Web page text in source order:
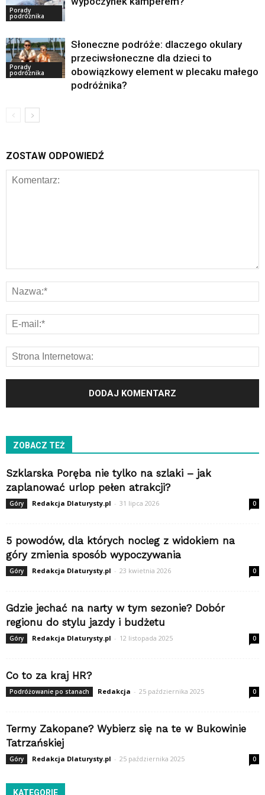
Porady
podróżnika
Porady
podróżnika
Słoneczne podróże: dlaczego okulary
przeciwsłoneczne dla dzieci to
obowiązkowy element w plecaku małego
podróżnika?
ZOSTAW ODPOWIEDŹ
ZOBACZ TEŻ
Szklarska Poręba nie tylko na szlaki – jak
zaplanować urlop pełen atrakcji?
Góry Redakcja Dlaturysty.pl - 31 lipca 2026 0
5 powodów, dla których nocleg z widokiem na
góry zmienia sposób wypoczywania
Góry Redakcja Dlaturysty.pl - 23 kwietnia 2026 0
Gdzie jechać na narty w tym sezonie? Dobór
regionu do stylu jazdy i budżetu
Góry Redakcja Dlaturysty.pl - 12 listopada 2025 0
Co to za kraj HR?
Podróżowanie po stanach Redakcja - 25 października 2025 0
Termy Zakopane? Wybierz się na te w Bukowinie
Tatrzańskiej
Góry Redakcja Dlaturysty.pl - 25 października 2025 0
KATEGORIE